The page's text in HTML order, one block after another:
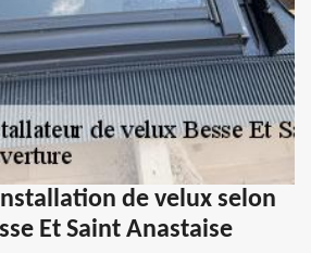
de velux selon
Et Saint Anastaise